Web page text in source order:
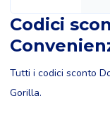
Codici
Tutti i codici sconto
Gorilla.